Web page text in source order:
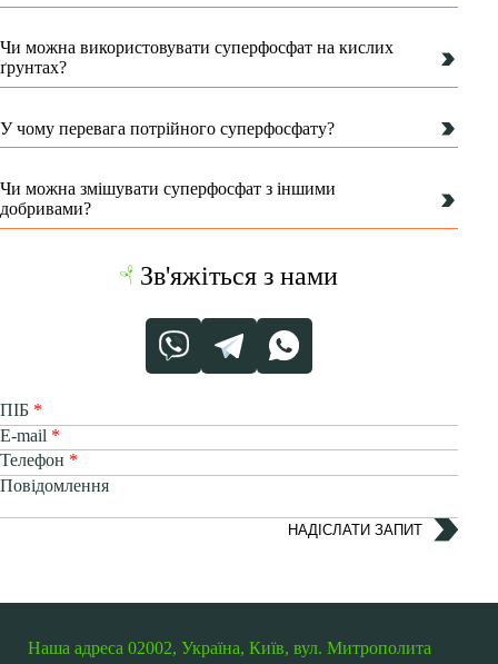
Чи можна використовувати суперфосфат на кислих
ґрунтах?
У чому перевага потрійного суперфосфату?
Чи можна змішувати суперфосфат з іншими
добривами?
Зв'яжіться з нами
ПІБ
E-mail
Телефон
Повідомлення
НАДІСЛАТИ ЗАПИТ
Наша адреса 02002, Україна, Київ, вул. Митрополита